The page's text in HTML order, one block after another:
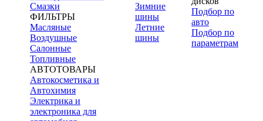
Смазки
ФИЛЬТРЫ
Масляные
Воздушные
Салонные
Топливные
АВТОТОВАРЫ
Автокосметика и
Автохимия
Электрика и
электроника для
Зимние
шины
Летние
шины
Подбор по
авто
Подбор по
параметрам